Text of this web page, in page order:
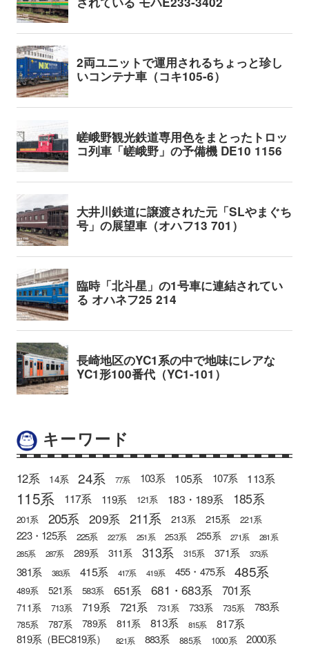
キーワード
12系 14系 24系 77系 103系 105系 107系 113系
115系 117系 119系 121系 183・189系 185系
201系 205系 209系 211系 213系 215系 221系
223・125系 225系 227系 251系 253系 255系 271系
281系
285系
287系 289系 311系 313系 315系 371系 373系
381系 383系 415系 417系 419系 455・475系 485系
489系 521系 583系 651系 681・683系 701系
711系 713系 719系 721系 731系 733系 735系 783系
785系 787系 789系 811系 813系 815系 817系
819系（BEC819系） 821系 883系 885系 1000系 2000系